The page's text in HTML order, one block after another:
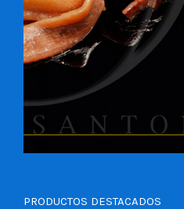
PRODUCTOS DESTACADOS